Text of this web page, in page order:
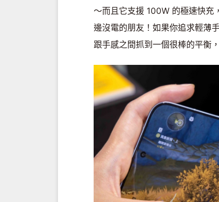
～而且它支援 100W 的極速快充
邊沒電的朋友！如果你追求輕薄
跟手感之間抓到一個很棒的平衡